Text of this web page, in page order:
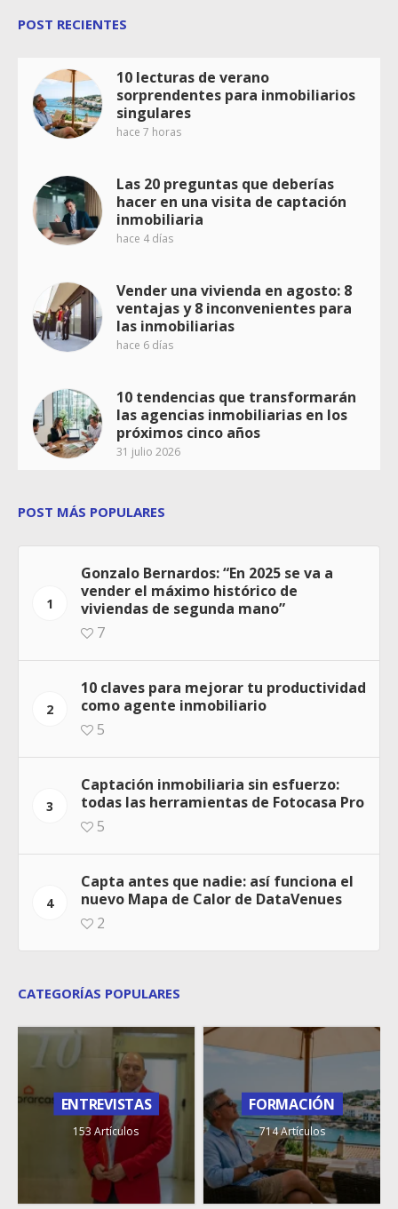
POST RECIENTES
10 lecturas de verano
sorprendentes para inmobiliarios
singulares
hace 7 horas
Las 20 preguntas que deberías
hacer en una visita de captación
inmobiliaria
hace 4 días
Vender una vivienda en agosto: 8
ventajas y 8 inconvenientes para
las inmobiliarias
hace 6 días
10 tendencias que transformarán
las agencias inmobiliarias en los
próximos cinco años
31 julio 2026
POST MÁS POPULARES
1
Gonzalo Bernardos: “En 2025 se va a
vender el máximo histórico de
viviendas de segunda mano”
7
2
10 claves para mejorar tu productividad
como agente inmobiliario
5
3
Captación inmobiliaria sin esfuerzo:
todas las herramientas de Fotocasa Pro
5
4
Capta antes que nadie: así funciona el
nuevo Mapa de Calor de DataVenues
2
CATEGORÍAS POPULARES
ENTREVISTAS
153 Artículos
FORMACIÓN
714 Artículos